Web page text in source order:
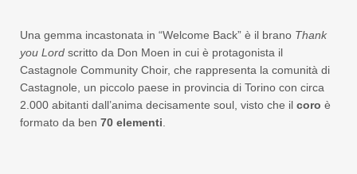
Una gemma incastonata in “Welcome Back” è il brano Thank
you Lord scritto da Don Moen in cui è protagonista il
Castagnole Community Choir, che rappresenta la comunità di
Castagnole, un piccolo paese in provincia di Torino con circa
2.000 abitanti dall’anima decisamente soul, visto che il coro è
formato da ben 70 elementi